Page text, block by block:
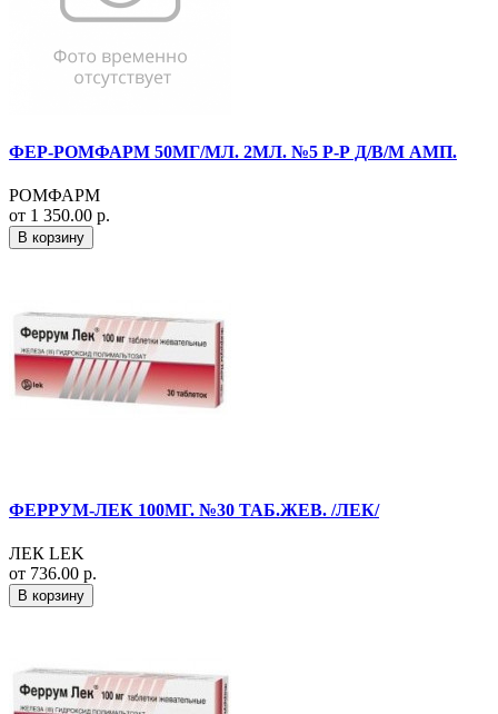
ФЕР-РОМФАРМ 50МГ/МЛ. 2МЛ. №5 Р-Р Д/В/М АМП.
РОМФАРМ
от 1 350.00 р.
В корзину
ФЕРРУМ-ЛЕК 100МГ. №30 ТАБ.ЖЕВ. /ЛЕК/
ЛЕК LEK
от 736.00 р.
В корзину